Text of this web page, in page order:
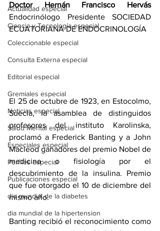
Actualidad especial
Ciencia y Tecnología especial
Coleccionable especial
Consulta Externa especial
Editorial especial
Gremiales especial
Noticias especial
Salud Mental especial
Especiales especial
Perfiles especial
Publicaciones especial
dia mundial de la diabetes
dia mundial de la hipertension
Doctor Hernán Francisco Hervás
Endocrinólogo Presidente SOCIEDAD
ECUATORIANA DE ENDOCRINOLOGÍA
El 25 de octubre de 1923, en Estocolmo,
Suecia, la asamblea de distinguidos
profesores del instituto Karolinska,
proclamó a Frederick Banting y a John
Macleod ganadores del premio Nobel de
medicina o fisiología por el
descubrimiento de la insulina. Premio
que fue otorgado el 10 de diciembre del
mismo año.
Banting recibió el reconocimiento como